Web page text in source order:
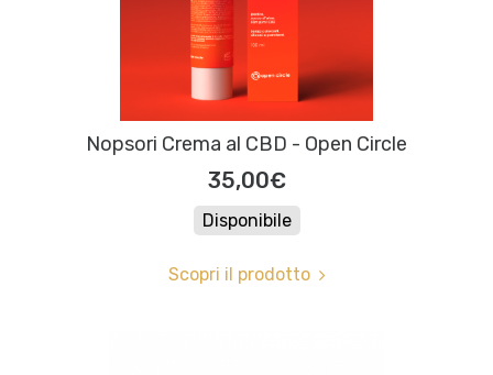
Nopsori Crema al CBD - Open Circle
35,00€
Disponibile
Scopri il prodotto